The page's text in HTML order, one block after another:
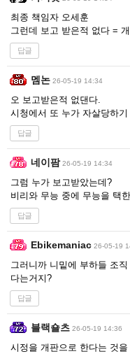
최종 책임자 오세훈
그런데 보고 받은적 없다 =
답글
멤논 26-05-19 14:34
오 보고받은적 없댄다.
시청에서 또 누가 자살당하
답글
네이팜 26-05-19 14:34
그럼 누가 보고받았는데?
비리와 무능 중에 무능을 택
답글
Ebikemaniac 26-05-19
그러니까 니밑에 부하들 조
다는거지?
답글
블랙숄츠 26-05-19 14:36
시정을 개판으로 한다는 것